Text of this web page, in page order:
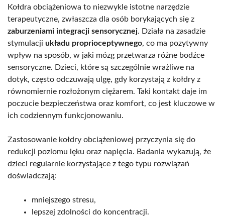
Kołdra obciążeniowa to niezwykle istotne narzędzie
terapeutyczne, zwłaszcza dla osób borykających się z
zaburzeniami integracji sensorycznej. Działa na zasadzie
stymulacji układu proprioceptywnego, co ma pozytywny
wpływ na sposób, w jaki mózg przetwarza różne bodźce
sensoryczne. Dzieci, które są szczególnie wrażliwe na
dotyk, często odczuwają ulgę, gdy korzystają z kołdry z
równomiernie rozłożonym ciężarem. Taki kontakt daje im
poczucie bezpieczeństwa oraz komfort, co jest kluczowe w
ich codziennym funkcjonowaniu.
Zastosowanie kołdry obciążeniowej przyczynia się do
redukcji poziomu lęku oraz napięcia. Badania wykazują, że
dzieci regularnie korzystające z tego typu rozwiązań
doświadczają:
mniejszego stresu,
lepszej zdolności do koncentracji.